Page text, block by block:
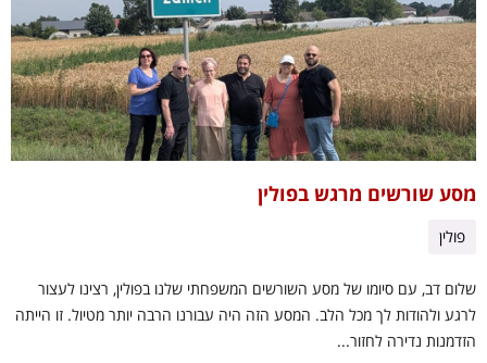
מסע שורשים מרגש בפולין
פולין
שלום דב, עם סיומו של מסע השורשים המשפחתי שלנו בפולין, רצינו לעצור
לרגע ולהודות לך מכל הלב. המסע הזה היה עבורנו הרבה יותר מטיול. זו הייתה
הזדמנות נדירה לחזור...